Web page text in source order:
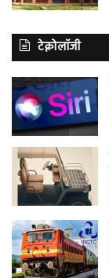
टेक्नोलॉजी